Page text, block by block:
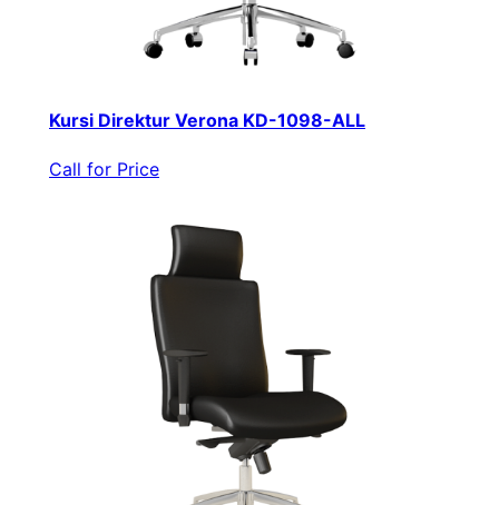
Kursi Direktur Verona KD-1098-ALL
Call for Price